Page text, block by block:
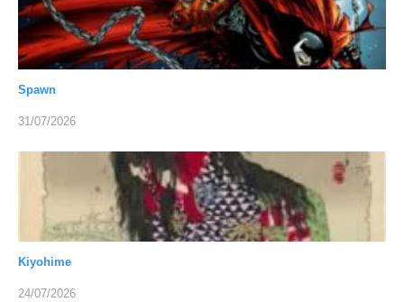
Spawn
31/07/2026
Kiyohime
24/07/2026